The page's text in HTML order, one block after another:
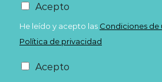
Acepto
He leído y acepto las Condiciones de
Política de privacidad
Acepto